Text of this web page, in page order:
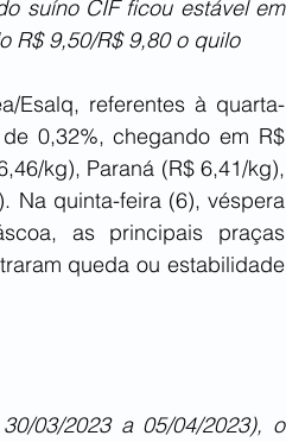
suíno CIF ficou estável em
R$ 9,50/R$ 9,80 o quilo
Esalq, referentes à quarta-
0,32%, chegando em R$
kg), Paraná (R$ 6,41/kg),
Na quinta-feira (6), véspera
as principais praças
queda ou estabilidade
03/2023 a 05/04/2023), o